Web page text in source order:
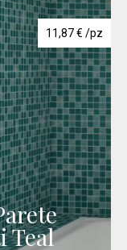
11,87€ /pz
Teal